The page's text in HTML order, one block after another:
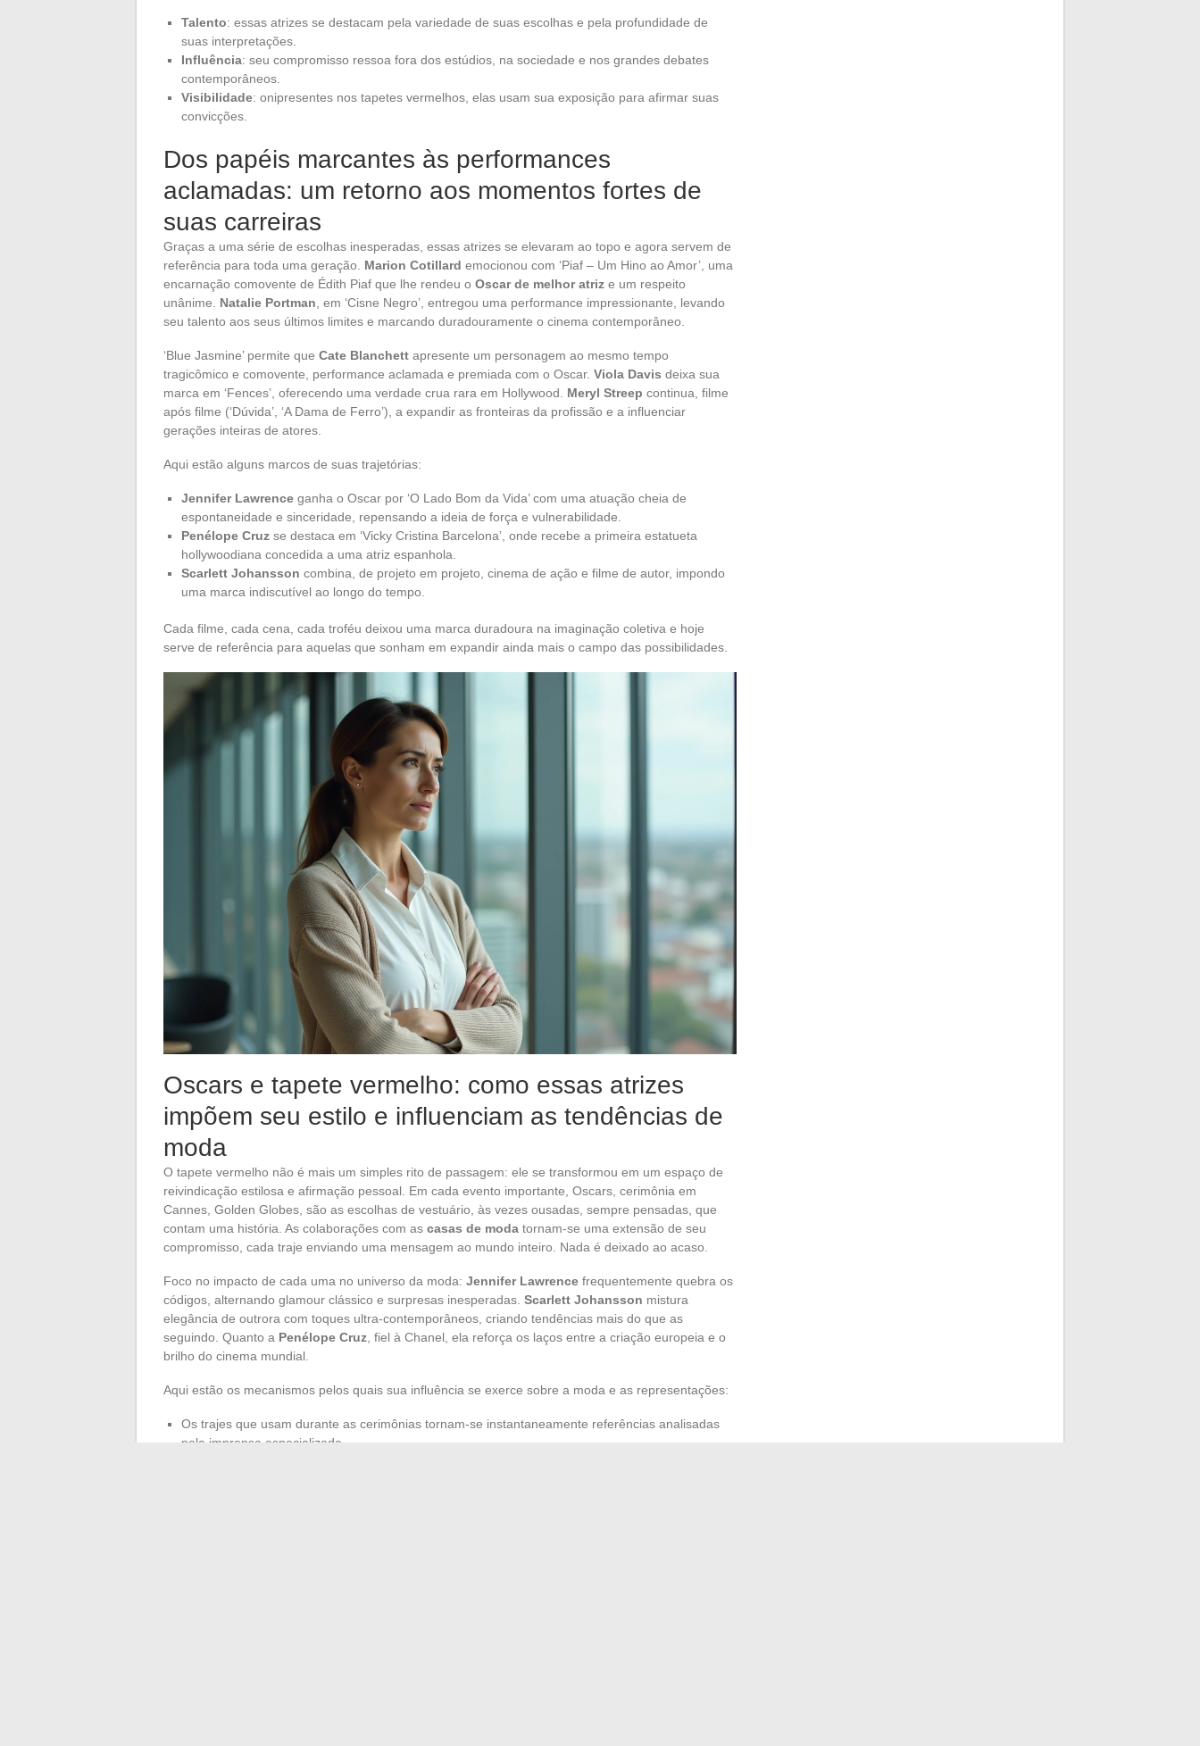
Talento: essas atrizes se destacam pela variedade de suas escolhas e pela profundidade de
suas interpretações.
Influência: seu compromisso ressoa fora dos estúdios, na sociedade e nos grandes debates
contemporâneos.
Visibilidade: onipresentes nos tapetes vermelhos, elas usam sua exposição para afirmar suas
convicções.
Dos papéis marcantes às performances
aclamadas: um retorno aos momentos fortes de
suas carreiras
Graças a uma série de escolhas inesperadas, essas atrizes se elevaram ao topo e agora servem de
referência para toda uma geração. Marion Cotillard emocionou com ‘Piaf – Um Hino ao Amor’, uma
encarnação comovente de Édith Piaf que lhe rendeu o Oscar de melhor atriz e um respeito
unânime. Natalie Portman , em ‘Cisne Negro’, entregou uma performance impressionante, levando
seu talento aos seus últimos limites e marcando duradouramente o cinema contemporâneo.
‘Blue Jasmine’ permite que Cate Blanchett apresente um personagem ao mesmo tempo
tragicômico e comovente, performance aclamada e premiada com o Oscar. Viola Davis deixa sua
marca em ‘Fences’, oferecendo uma verdade crua rara em Hollywood. Meryl Streep continua, filme
após filme (‘Dúvida’, ‘A Dama de Ferro’), a expandir as fronteiras da profissão e a influenciar
gerações inteiras de atores.
Aqui estão alguns marcos de suas trajetórias:
Jennifer Lawrence ganha o Oscar por ‘O Lado Bom da Vida’ com uma atuação cheia de
espontaneidade e sinceridade, repensando a ideia de força e vulnerabilidade.
Penélope Cruz se destaca em ‘Vicky Cristina Barcelona’, onde recebe a primeira estatueta
hollywoodiana concedida a uma atriz espanhola.
Scarlett Johansson combina, de projeto em projeto, cinema de ação e filme de autor, impondo
uma marca indiscutível ao longo do tempo.
Cada filme, cada cena, cada troféu deixou uma marca duradoura na imaginação coletiva e hoje
serve de referência para aquelas que sonham em expandir ainda mais o campo das possibilidades.
Oscars e tapete vermelho: como essas atrizes
impõem seu estilo e influenciam as tendências de
moda
O tapete vermelho não é mais um simples rito de passagem: ele se transformou em um espaço de
reivindicação estilosa e afirmação pessoal. Em cada evento importante, Oscars, cerimônia em
Cannes, Golden Globes, são as escolhas de vestuário, às vezes ousadas, sempre pensadas, que
contam uma história. As colaborações com as casas de moda tornam-se uma extensão de seu
compromisso, cada traje enviando uma mensagem ao mundo inteiro. Nada é deixado ao acaso.
Foco no impacto de cada uma no universo da moda: Jennifer Lawrence frequentemente quebra os
códigos, alternando glamour clássico e surpresas inesperadas. Scarlett Johansson mistura
elegância de outrora com toques ultra-contemporâneos, criando tendências mais do que as
seguindo. Quanto a Penélope Cruz , fiel à Chanel, ela reforça os laços entre a criação europeia e o
brilho do cinema mundial.
Aqui estão os mecanismos pelos quais sua influência se exerce sobre a moda e as representações:
Os trajes que usam durante as cerimônias tornam-se instantaneamente referências analisadas
pela imprensa especializada.